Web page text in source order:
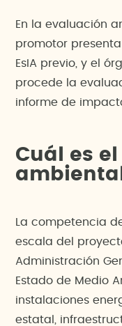
En la evaluación
promotor
EsIA previo, y el
procede la
informe de
Cuál es
La competencia
escala del
Administración
Estado de Medio
instalaciones
estatal,